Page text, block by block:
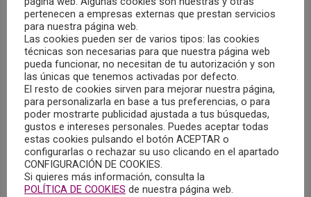
PUBLICA EL CAMBIO DE DENOMINACIÓN DEL
COLEGIO OFICIAL DE PSICOLOGÍA DE
CASTILLA-LA MANCHA
12/05/2025
Este 12 de mayo de 2025 la Consejería de Hacienda,
Administraciones Públicas y Transformación Digital ha
publicado, en el Diario Oficial de Castilla-La Mancha, el
decreto 33/2025, de 6 mayo, por el que se aprueba el
cambio de denominación del Colegio Oficial de Psicólogos
de Castilla-La Mancha, que pasa a denominarse Colegio
Oficial de Psicología de Castilla-La Mancha.
pertenecen a empresas externas que prestan servicios
para nuestra página web.
Las cookies pueden ser de varios tipos: las cookies
técnicas son necesarias para que nuestra página web
pueda funcionar, no necesitan de tu autorización y son
las únicas que tenemos activadas por defecto.
El resto de cookies sirven para mejorar nuestra página,
para personalizarla en base a tus preferencias, o para
poder mostrarte publicidad ajustada a tus búsquedas,
gustos e intereses personales. Puedes aceptar todas
estas cookies pulsando el botón ACEPTAR o
configurarlas o rechazar su uso clicando en el apartado
CONFIGURACIÓN DE COOKIES.
Si quieres más información, consulta la
POLÍTICA DE COOKIES de nuestra página web.